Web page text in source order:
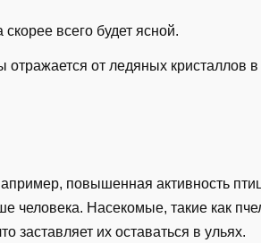
всего будет ясной.
отражается от ледяных кристаллов
повышенная активность
человека. Насекомые, такие как
заставляет их оставаться в ульях.